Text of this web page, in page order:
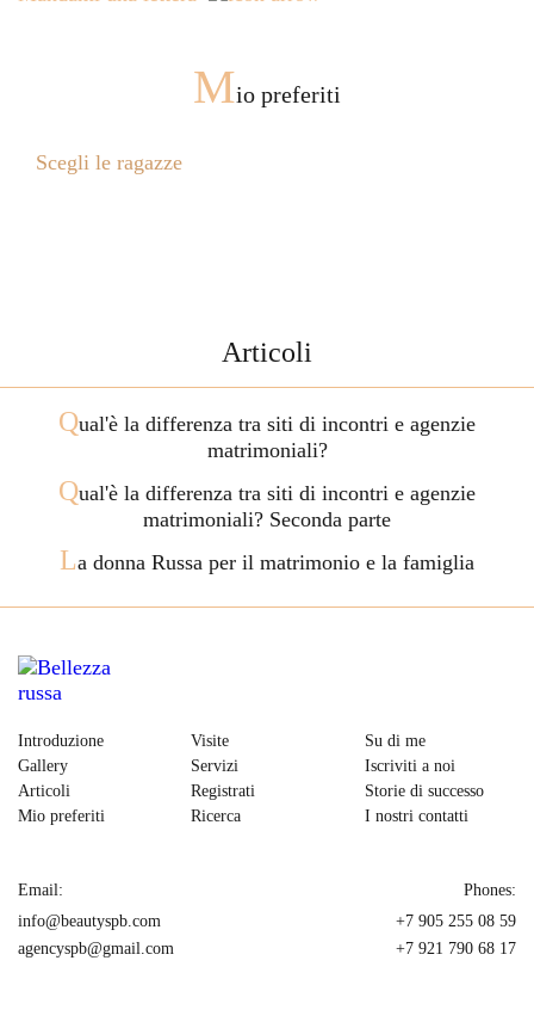
Mio preferiti
Scegli le ragazze
Articoli
Qual'è la differenza tra siti di incontri e agenzie
matrimoniali?
Qual'è la differenza tra siti di incontri e agenzie
matrimoniali? Seconda parte
La donna Russa per il matrimonio e la famiglia
Introduzione
Gallery
Articoli
Mio preferiti
Visite
Servizi
Registrati
Ricerca
Su di me
Iscriviti a noi
Storie di successo
I nostri contatti
Email:
info@beautyspb.com
agencyspb@gmail.com
Phones:
+7 905 255 08 59
+7 921 790 68 17